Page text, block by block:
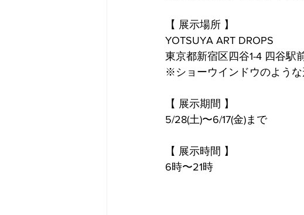
【 展示場所 】
YOTSUYA ART DROPS
東京都新宿区四谷1-4 四谷駅
※ショーウインドウのよう
【 展示期間 】
5/28(土)〜6/17(金)まで
【 展示時間 】
6時〜21時